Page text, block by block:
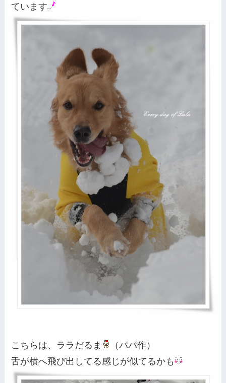
ています
こちらは、ララだるま
（パパ作）
舌が横へ飛び出してる感じが似てるかも